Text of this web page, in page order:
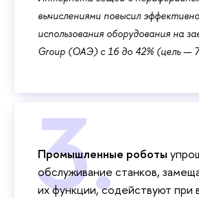
вычислениями повысил
использования оборудования на
Group (ОАЭ) с 16 до 42% (цель —
Промышленные роботы
обслуживание станков,
их функции, содействуют при